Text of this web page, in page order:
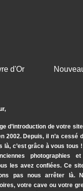
d'Or
d’introduction de votre site
2002. Depuis, il n’a cessé
là, c’est grâce à vous tous
photographies
les avez confiées. Ce
pas nous arrêter là.
votre cave ou votre